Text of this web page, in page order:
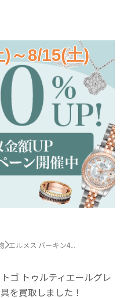
)～8/15(土)
エルメス バーキン4...
ゴ トゥルティエールグレ
を買取しました！